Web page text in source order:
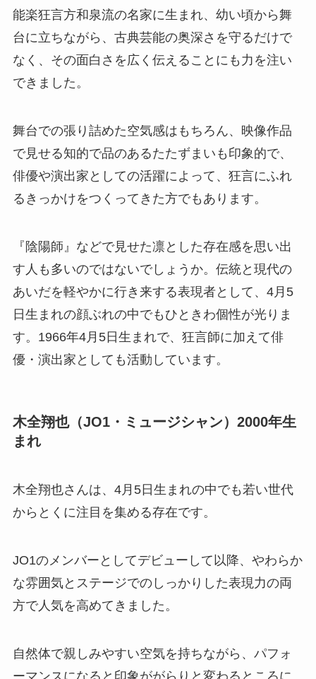
能楽狂言方和泉流の名家に生まれ、幼い頃から舞
台に立ちながら、古典芸能の奥深さを守るだけで
なく、その面白さを広く伝えることにも力を注い
できました。
舞台での張り詰めた空気感はもちろん、映像作品
で見せる知的で品のあるたたずまいも印象的で、
俳優や演出家としての活躍によって、狂言にふれ
るきっかけをつくってきた方でもあります。
『陰陽師』などで見せた凛とした存在感を思い出
す人も多いのではないでしょうか。伝統と現代の
あいだを軽やかに行き来する表現者として、4月5
日生まれの顔ぶれの中でもひときわ個性が光りま
す。1966年4月5日生まれで、狂言師に加えて俳
優・演出家としても活動しています。
木全翔也（JO1・ミュージシャン）2000年生
まれ
木全翔也さんは、4月5日生まれの中でも若い世代
からとくに注目を集める存在です。
JO1のメンバーとしてデビューして以降、やわらか
な雰囲気とステージでのしっかりした表現力の両
方で人気を高めてきました。
自然体で親しみやすい空気を持ちながら、パフォ
ーマンスになると印象ががらりと変わるところに